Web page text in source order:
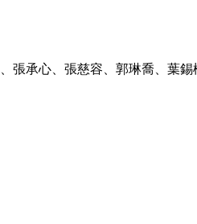
張承心、張慈容、郭琳喬、葉